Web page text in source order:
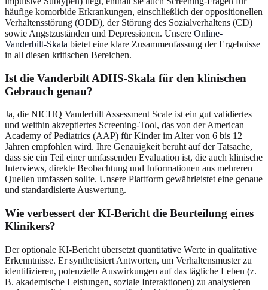
häufige komorbide Erkrankungen, einschließlich der oppositionellen
Verhaltensstörung (ODD), der Störung des Sozialverhaltens (CD)
sowie Angstzuständen und Depressionen. Unsere Online-
Vanderbilt-Skala bietet eine klare Zusammenfassung der Ergebnisse
in all diesen kritischen Bereichen.
Ist die Vanderbilt ADHS-Skala für den klinischen
Gebrauch genau?
Ja, die NICHQ Vanderbilt Assessment Scale ist ein gut validiertes
und weithin akzeptiertes Screening-Tool, das von der American
Academy of Pediatrics (AAP) für Kinder im Alter von 6 bis 12
Jahren empfohlen wird. Ihre Genauigkeit beruht auf der Tatsache,
dass sie ein Teil einer umfassenden Evaluation ist, die auch klinische
Interviews, direkte Beobachtung und Informationen aus mehreren
Quellen umfassen sollte. Unsere Plattform gewährleistet eine genaue
und standardisierte Auswertung.
Wie verbessert der KI-Bericht die Beurteilung eines
Klinikers?
Der optionale KI-Bericht übersetzt quantitative Werte in qualitative
Erkenntnisse. Er synthetisiert Antworten, um Verhaltensmuster zu
identifizieren, potenzielle Auswirkungen auf das tägliche Leben (z.
B. akademische Leistungen, soziale Interaktionen) zu analysieren